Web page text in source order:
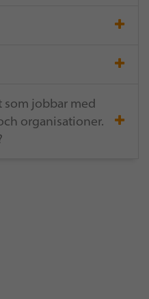
som jobbar med
organisationer.